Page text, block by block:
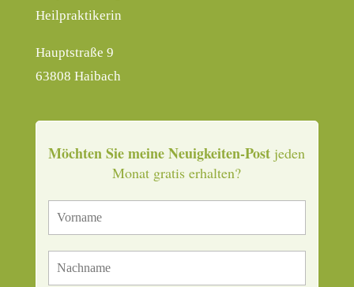
Heilpraktikerin
Hauptstraße 9
63808 Haibach
Möchten Sie meine Neuigkeiten-Post jeden
Monat gratis erhalten?